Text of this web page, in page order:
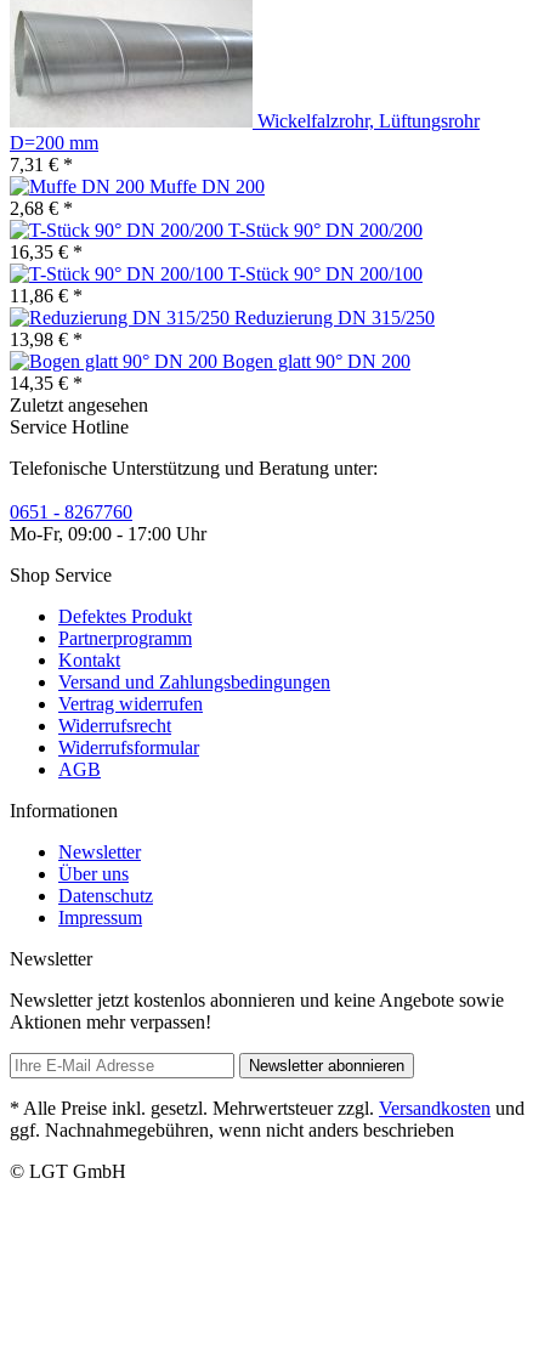
Wickelfalzrohr, Lüftungsrohr
D=200 mm
7,31 € *
Muffe DN 200
2,68 € *
T-Stück 90° DN 200/200
16,35 € *
T-Stück 90° DN 200/100
11,86 € *
Reduzierung DN 315/250
13,98 € *
Bogen glatt 90° DN 200
14,35 € *
Zuletzt angesehen
Service Hotline
Telefonische Unterstützung und Beratung unter:
0651 - 8267760
Mo-Fr, 09:00 - 17:00 Uhr
Shop Service
Defektes Produkt
Partnerprogramm
Kontakt
Versand und Zahlungsbedingungen
Vertrag widerrufen
Widerrufsrecht
Widerrufsformular
AGB
Informationen
Newsletter
Über uns
Datenschutz
Impressum
Newsletter
Newsletter jetzt kostenlos abonnieren und keine Angebote sowie
Aktionen mehr verpassen!
Newsletter abonnieren
* Alle Preise inkl. gesetzl. Mehrwertsteuer zzgl. Versandkosten und
ggf. Nachnahmegebühren, wenn nicht anders beschrieben
© LGT GmbH